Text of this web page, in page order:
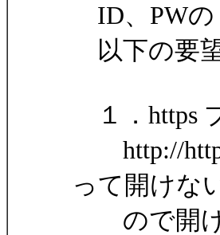
ID、PWの
以下の要
１．https
http://
って開けな
ので開け